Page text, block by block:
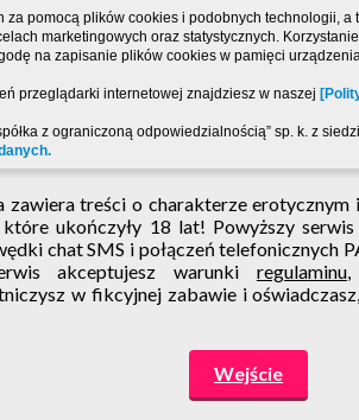
za pomocą plików cookies i podobnych technologii,
marketingowych oraz statystycznych.
na zapisanie plików cookies w pamięci
przeglądarki internetowej znajdziesz w naszej
z ograniczoną odpowiedzialnością” sp. k. z
zawiera treści o charakterze erotycznym
ukończyły 18 lat! Powyższy
chat SMS i połączeń telefonicznych
akceptujesz warunki regulaminu,
w fikcyjnej zabawie i
Wejście